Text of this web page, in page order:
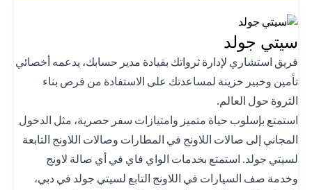
جولد
استشاري لإدارة ثرواتك بقيادة مدير حسابك، يدعمه أخصائي
وخبير خزينة لمساعدتك على الاستفادة من فرص بناء
حول العالم.
بإسلوب حياة متميز وامتيازات سفر حصرية، مثل الدخول
إلى صالات اللاونج في المطارات وصالات اللاونج التابعة
جولد. استمتع بخدمات الواي فاي في أي صالة لاونج
صف السيارات في اللاونج التابع لسيتي جولد في دبي،